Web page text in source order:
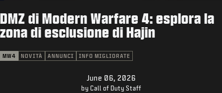
NEGOZIO
ASSISTENZA
DMZ di Modern Warfare 4: esplora la
zona di esclusione di Hajin
MW4 NOVITÀ ANNUNCI INFO MIGLIORATE
June 06, 2026
by Call of Duty Staff